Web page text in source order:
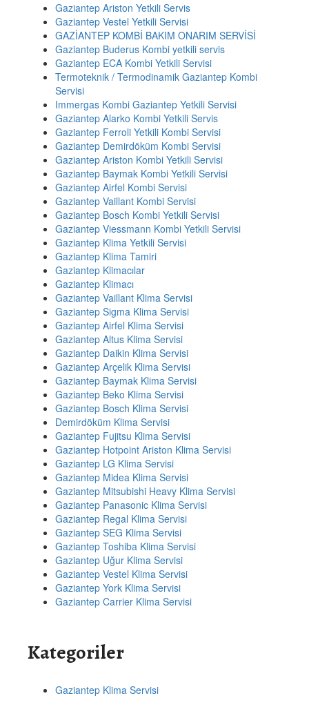
Gaziantep Ariston Yetkili Servis
Gaziantep Vestel Yetkili Servisi
GAZİANTEP KOMBİ BAKIM ONARIM SERVİSİ
Gaziantep Buderus Kombi yetkili servis
Gaziantep ECA Kombi Yetkili Servisi
Termoteknik / Termodinamik Gaziantep Kombi
Servisi
Immergas Kombi Gaziantep Yetkili Servisi
Gaziantep Alarko Kombi Yetkili Servis
Gaziantep Ferroli Yetkili Kombi Servisi
Gaziantep Demirdöküm Kombi Servisi
Gaziantep Ariston Kombi Yetkili Servisi
Gaziantep Baymak Kombi Yetkili Servisi
Gaziantep Airfel Kombi Servisi
Gaziantep Vaillant Kombi Servisi
Gaziantep Bosch Kombi Yetkili Servisi
Gaziantep Viessmann Kombi Yetkili Servisi
Gaziantep Klima Yetkili Servisi
Gaziantep Klima Tamiri
Gaziantep Klimacılar
Gaziantep Klimacı
Gaziantep Vaillant Klima Servisi
Gaziantep Sigma Klima Servisi
Gaziantep Airfel Klima Servisi
Gaziantep Altus Klima Servisi
Gaziantep Daikin Klima Servisi
Gaziantep Arçelik Klima Servisi
Gaziantep Baymak Klima Servisi
Gaziantep Beko Klima Servisi
Gaziantep Bosch Klima Servisi
Demirdöküm Klima Servisi
Gaziantep Fujitsu Klima Servisi
Gaziantep Hotpoint Ariston Klima Servisi
Gaziantep LG Klima Servisi
Gaziantep Midea Klima Servisi
Gaziantep Mitsubishi Heavy Klima Servisi
Gaziantep Panasonic Klima Servisi
Gaziantep Regal Klima Servisi
Gaziantep SEG Klima Servisi
Gaziantep Toshiba Klima Servisi
Gaziantep Uğur Klima Servisi
Gaziantep Vestel Klima Servisi
Gaziantep York Klima Servisi
Gaziantep Carrier Klima Servisi
Kategoriler
Gaziantep Klima Servisi